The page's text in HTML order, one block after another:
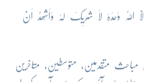
اللہُ وَحْدَہٗ لَا شَرِیْکَ لَہٗ وَاَشْھَدُ اَنَّ
متقدمین، متوسطین، متاخرین